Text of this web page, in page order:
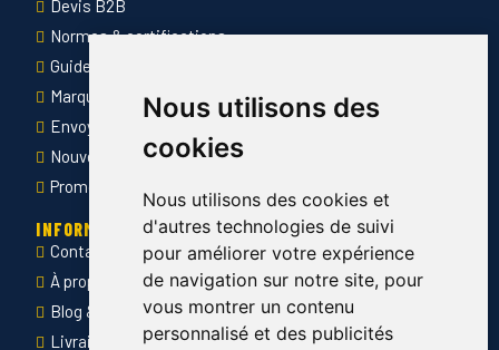
Nous utilisons des
cookies
Nous utilisons des cookies et
d'autres technologies de suivi
pour améliorer votre expérience
de navigation sur notre site, pour
vous montrer un contenu
personnalisé et des publicités
Devis B2B
Normes & certifications
Guide des tailles
Marquage des vêtements professionnels
Envoyer Mandats administratifs
Nouveautés
Promotions
INFORMATIONS
Contact
À propos de Côté Pro
Blog & conseils
Livraison & retour